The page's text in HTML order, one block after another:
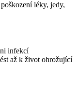
léky, jedy,
infekcí
až k život ohrožující